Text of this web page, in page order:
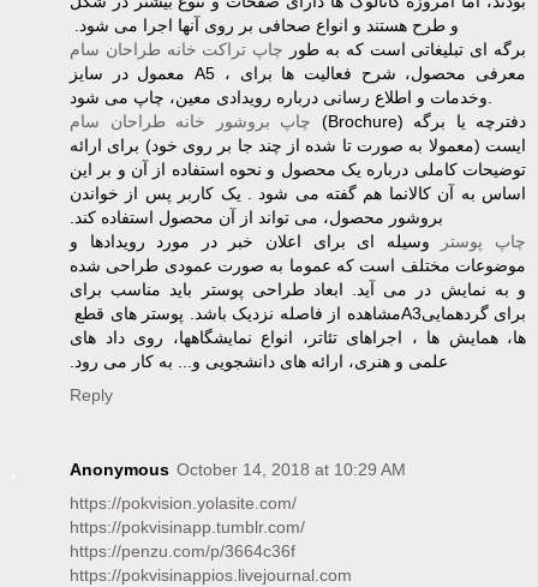
و طرح هستند و انواع صحافی بر روی آنها اجرا می شود. ‏
چاپ تراکت خانه طراحان سام
معمول در سایز‎ A5 ‎‎، برای‎ ‎معرفی ‏محصول، شرح فعالیت ها
چاپ بروشور خانه طراحان سام ‎(Brochure) ‎دفترچه یا برگه
ایست (معمولا به صورت تا شده از چند جا بر روی خود) برای ‏ارائه
توضیحات کاملی درباره یک محصول و نحوه استفاده از آن و بر این
اساس به آن کالانما هم گفته می ‏شود . یک کاربر پس از خواندن
بروشور محصول، می تواند از آن محصول استفاده کند.‏
چاپ پوستر
‏ وسیله ای برای اعلان خبر در مورد رویدادها و
موضوعات مختلف است که عموما به ‏صورت عمودی طراحی شده
و به نمایش در می آید. ابعاد طراحی پوستر باید مناسب برای
مشاهده از ‏فاصله نزدیک باشد. پوستر های قطع ‏A3‎برای گردهمایی
ها، همایش ها ، اجراهای تئاتر، انواع نمایشگاهها، ‏روی داد های
علمی و هنری، ارائه های دانشجویی و... به کار می رود.‏
Reply
Anonymous October 14, 2018 at 10:29 AM
https://pokvision.yolasite.com/
https://pokvisinapp.tumblr.com/
https://penzu.com/p/3664c36f
https://pokvisinappios.livejournal.com